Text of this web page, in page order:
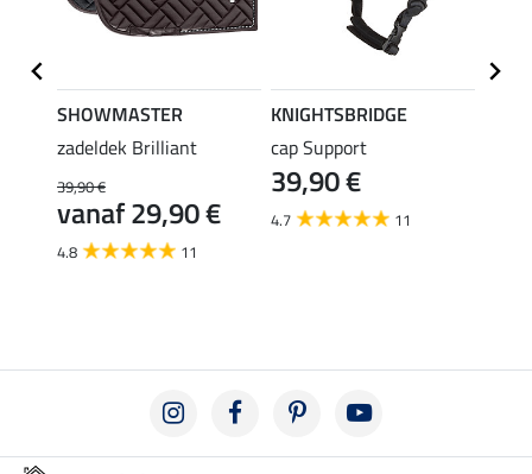
SHOWMASTER
zadeldek Brilliant
39,90 €
vanaf 29,90 €
4.8 11
KNIGHTSBRIDGE
cap Support
39,90 €
4.7 11